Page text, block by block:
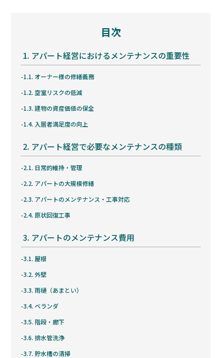
目次
1. アパート経営におけるメンテナンスの重要性
1.1. オーナー様の修繕義務
1.2. 空室リスクの低減
1.3. 建物の資産価値の保全
1.4. 入居者満足度の向上
2. アパート経営で必要なメンテナンスの種類
2.1. 日常的維持・管理
2.2. アパートの大規模修繕
2.3. アパートのメンテナンス・工事対応
2.4. 原状回復工事
3. アパートのメンテナンス費用
3.1. 屋根
3.2. 外壁
3.3. 雨樋（あまとい）
3.4. ベランダ
3.5. 階段・廊下
3.6. 排水管洗浄
3.7. 貯水槽の清掃